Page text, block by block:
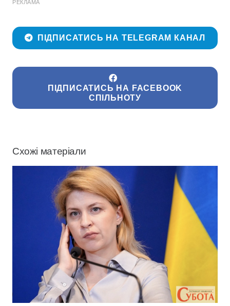
РЕКЛАМА
ПІДПИСАТИСЬ НА TELEGRAM КАНАЛ
ПІДПИСАТИСЬ НА FACEBOOK
СПІЛЬНОТУ
Схожі матеріали